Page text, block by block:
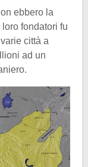
ebbero la
fondatori fu
città a
ad un